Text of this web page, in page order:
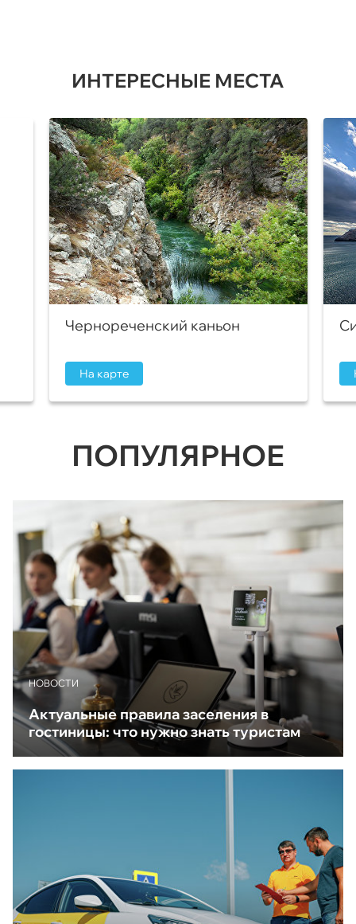
ИНТЕРЕСНЫЕ МЕСТА
Чернореченский каньон
На карте
ПОПУЛЯРНОЕ
НОВОСТИ
Актуальные правила заселения в
гостиницы: что нужно знать туристам